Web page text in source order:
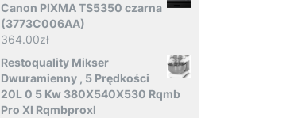
Canon PIXMA TS5350 czarna
(3773C006AA)
364.00zł
Restoquality Mikser
Dwuramienny , 5 Prędkości
20L 0 5 Kw 380X540X530 Rqmb
Pro Xl Rqmbproxl